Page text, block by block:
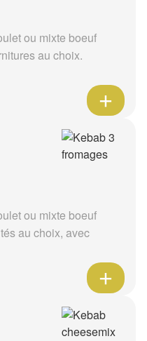
ou mixte boeuf
au choix.
ou mixte boeuf
au choix, avec